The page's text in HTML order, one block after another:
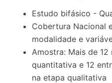
Estudo bifásico -
Cobertura Nacional
modalidade e
Amostra: Mais de
quantitativa e 12
na etapa qualitativa